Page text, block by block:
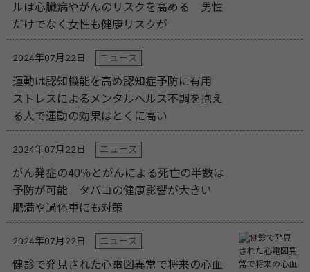
ルは心臓病やがんのリスクを高める 男性
だけでなく女性も健康リスクが
2024年07月22日 ニュース
運動は認知機能を高め認知症予防に有用
ストレスによるメンタルヘルス不調を抱え
る人で運動の効果はとくに高い
2024年07月22日 ニュース
がん発症の40％とがんによる死亡の半数は
予防が可能 タバコの健康影響が大きい
肥満や過体重にも対策
2024年07月22日 ニュース
健診で発見された心電図異常で将来の心血